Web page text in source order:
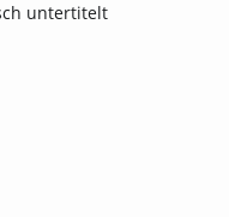
untertitelt